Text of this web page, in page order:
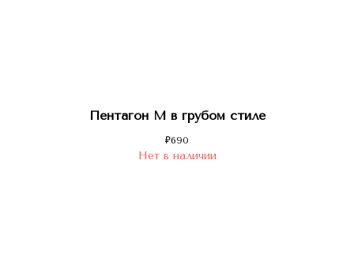
Пентагон M в грубом стиле
₽690
Нет в наличии